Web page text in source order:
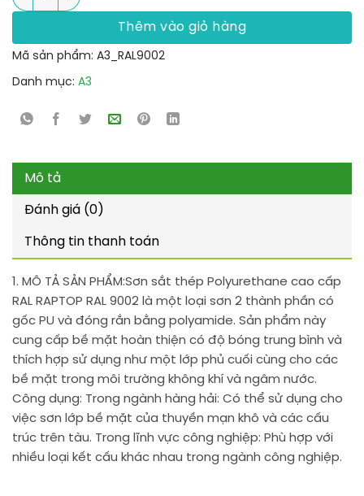
Thêm vào giỏ hàng
Mã sản phẩm: A3_RAL9002
Danh mục: A3
Mô tả
Đánh giá (0)
Thông tin thanh toán
1. MÔ TẢ SẢN PHẨM:Sơn sắt thép Polyurethane cao cấp
RAL RAPTOP RAL 9002 là một loại sơn 2 thành phần có
gốc PU và đóng rắn bằng polyamide. Sản phẩm này
cung cấp bề mặt hoàn thiện có độ bóng trung bình và
thích hợp sử dụng như một lớp phủ cuối cùng cho các
bề mặt trong môi trường không khí và ngâm nước.
Công dụng: Trong ngành hàng hải: Có thể sử dụng cho
việc sơn lớp bề mặt của thuyền mạn khô và các cấu
trúc trên tàu. Trong lĩnh vực công nghiệp: Phù hợp với
nhiều loại kết cấu khác nhau trong ngành công nghiệp.